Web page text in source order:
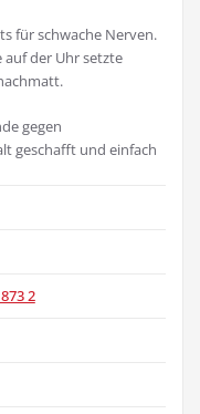
für schwache Nerven.
auf der Uhr setzte
gegen
geschafft und einfach
2